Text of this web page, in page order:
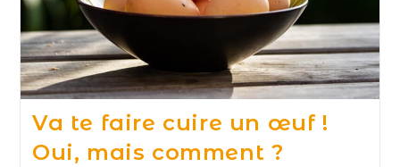
Va te faire cuire un œuf !
Oui, mais comment ?